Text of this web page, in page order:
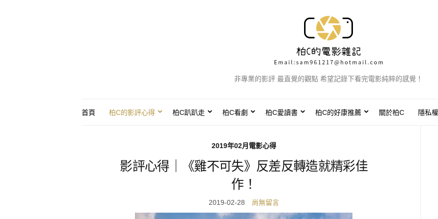
非專業的影評 最直覺的觀點 希望記錄下看完電影純粹的感覺！
首頁 柏C的影評心得 柏C趴趴走 柏C看劇 柏C愛讀書 柏C的好康推薦 關於柏C 隱私
2019年02月電影心得
影評心得｜《雞不可失》反差反轉造就精彩佳
作！
2019-02-28 尚無留言